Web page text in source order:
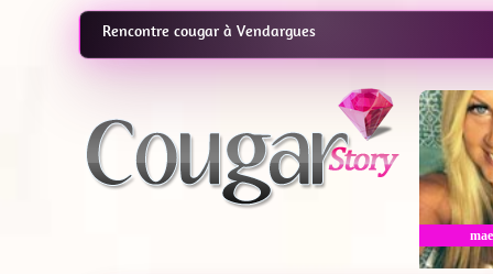
Rencontre cougar à Vendargues